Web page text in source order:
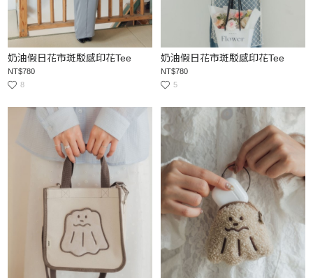
奶油假日花市斑駁感印花Tee
NT$780
8
奶油假日花市斑駁感印花Tee
NT$780
5